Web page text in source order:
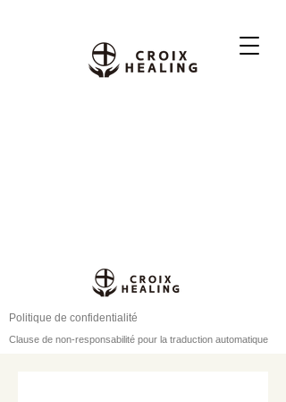
Politique de confidentialité
Clause de non-responsabilité pour la traduction automatique